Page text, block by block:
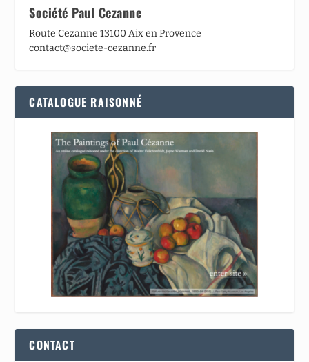
Société Paul Cezanne
Route Cezanne 13100 Aix en Provence
contact@societe-cezanne.fr
CATALOGUE RAISONNÉ
CONTACT